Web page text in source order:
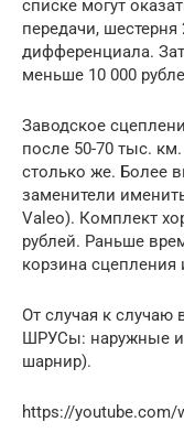
списке могут
передачи,
дифференциала.
меньше 10 000
Заводское
после 50-70 тыс.
столько же. Более
заменители
Valeo). Комплект
рублей. Раньше
корзина
От случая к случаю
ШРУСы: наружные и
шарнир).
https://youtube.com/